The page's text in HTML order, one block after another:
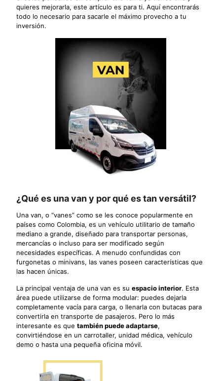
quieres mejorarla, este artículo es para ti. Aquí encontrarás
todo lo necesario para sacarle el máximo provecho a tu
inversión.
¿Qué es una van y por qué es tan versátil?
Una van, o “vanes” como se les conoce popularmente en
países como Colombia, es un vehículo utilitario de tamaño
mediano a grande, diseñado para transportar personas,
mercancías o incluso para ser modificado según
necesidades específicas. A menudo confundidas con
furgonetas o minivans, las vanes poseen características que
las hacen únicas.
La principal ventaja de una van es su espacio interior. Esta
área puede utilizarse de forma modular: puedes dejarla
completamente vacía para carga, o llenarla con butacas para
convertirla en transporte de pasajeros. Pero lo más
interesante es que también puede adaptarse,
convirtiéndose en un carrotaller, unidad médica, vehículo
demo o hasta una pequeña oficina móvil.